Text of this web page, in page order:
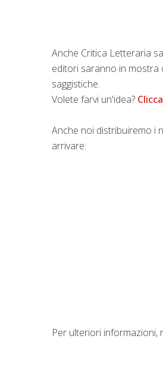
Anche Critica Letteraria
editori saranno in mostra
saggistiche.
Volete farvi un'idea?
Anche noi distribuiremo i
arrivare:
Per ulteriori informazioni,